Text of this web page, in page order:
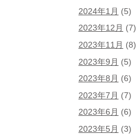
2024年1月 (5)
2023年12月 (7)
2023年11月 (8)
2023年9月 (5)
2023年8月 (6)
2023年7月 (7)
2023年6月 (6)
2023年5月 (3)